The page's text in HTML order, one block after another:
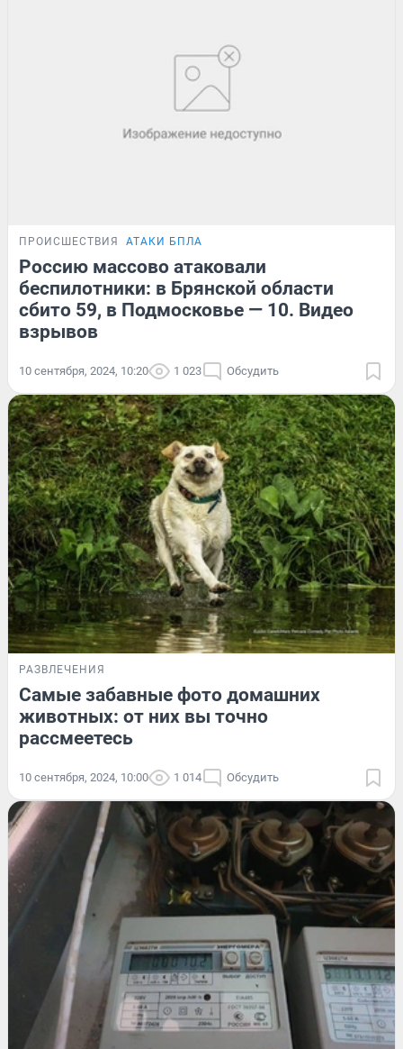
ПРОИСШЕСТВИЯ АТАКИ БПЛА
Россию массово атаковали
беспилотники: в Брянской области
сбито 59, в Подмосковье — 10. Видео
взрывов
10 сентября, 2024, 10:20 1 023 Обсудить
РАЗВЛЕЧЕНИЯ
Самые забавные фото домашних
животных: от них вы точно
рассмеетесь
10 сентября, 2024, 10:00 1 014 Обсудить